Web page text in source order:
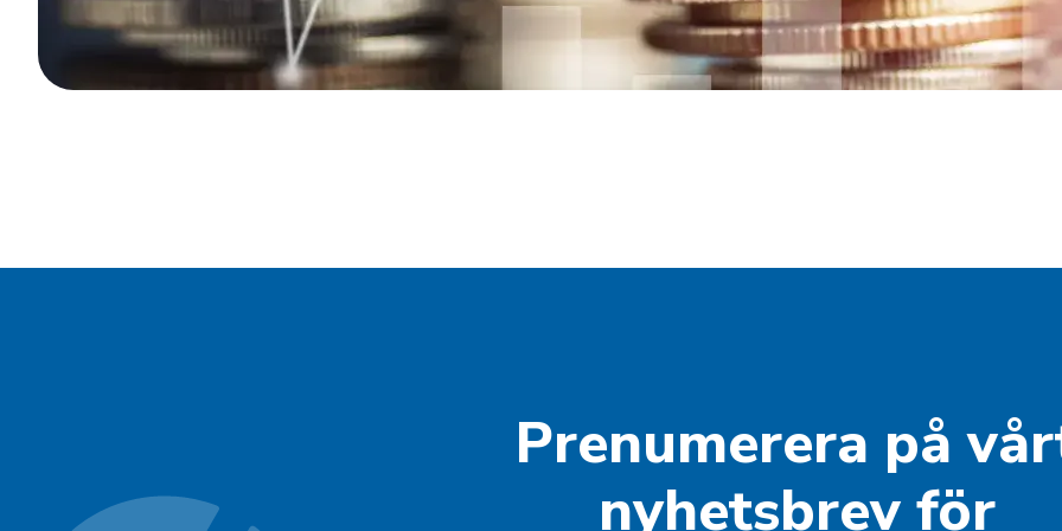
Prenumerera på
nyhetsbrev för